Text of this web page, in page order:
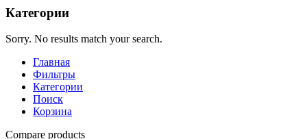
Категории
Sorry. No results match your search.
Главная
Фильтры
Категории
Поиск
Корзина
Compare products